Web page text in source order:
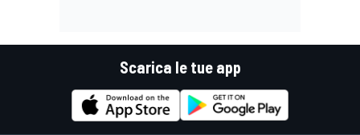
Scarica le tue app